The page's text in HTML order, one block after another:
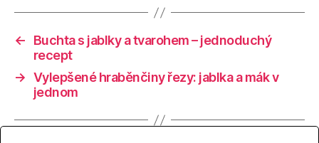
←
Buchta s jablky a tvarohem – jednoduchý
recept
→ Vylepšené hraběnčiny řezy: jablka a mák v
jednom